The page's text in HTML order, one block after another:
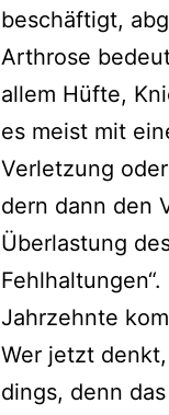
beschäf­tigt,
Arthrose
allem Hüfte,
es meist mit
Verletzung
dern dann den
Überlastung
Jahrzehnte
Wer jetzt
dings, denn